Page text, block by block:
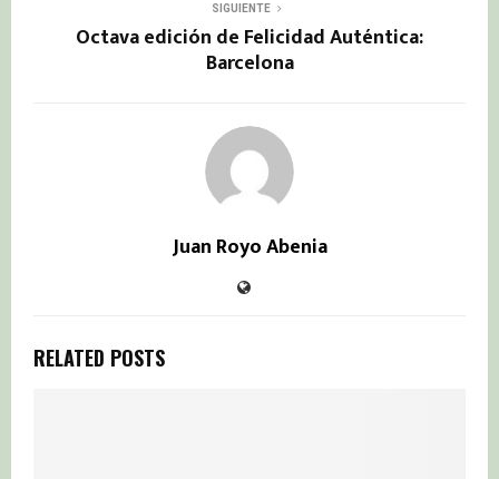
SIGUIENTE
Octava edición de Felicidad Auténtica:
Barcelona
Juan Royo Abenia
RELATED POSTS